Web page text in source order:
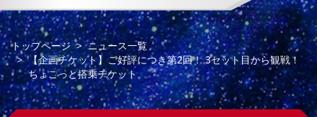
トップページ
ニュース一覧
【企画チケット】ご好評につき第2回！ 3セット目から観戦！
ちょこっと搭乗チケット